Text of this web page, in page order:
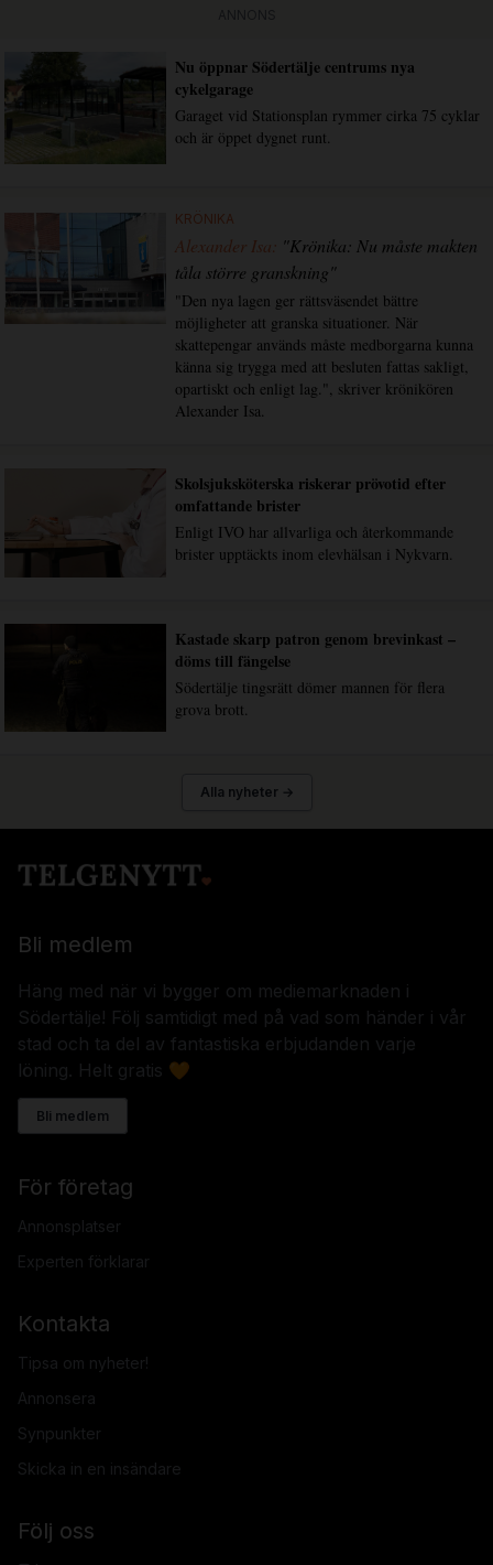
Nu öppnar Södertälje centrums nya
cykelgarage
Garaget vid Stationsplan rymmer cirka 75 cyklar
och är öppet dygnet runt.
KRÖNIKA
Alexander Isa: "Krönika: Nu måste makten
tåla större granskning"
"Den nya lagen ger rättsväsendet bättre
möjligheter att granska situationer. När
skattepengar används måste medborgarna kunna
känna sig trygga med att besluten fattas sakligt,
opartiskt och enligt lag.", skriver krönikören
Alexander Isa.
Skolsjuksköterska riskerar prövotid efter
omfattande brister
Enligt IVO har allvarliga och återkommande
brister upptäckts inom elevhälsan i Nykvarn.
Kastade skarp patron genom brevinkast –
döms till fängelse
Södertälje tingsrätt dömer mannen för flera
grova brott.
Alla nyheter →
Bli medlem
Häng med när vi bygger om mediemarknaden i
Södertälje! Följ samtidigt med på vad som händer i vår
stad och ta del av fantastiska erbjudanden varje
löning. Helt gratis 🧡
Bli medlem
För företag
Annonsplatser
Experten förklarar
Kontakta
Tipsa om nyheter!
Annonsera
Synpunkter
Skicka in en insändare
Följ oss